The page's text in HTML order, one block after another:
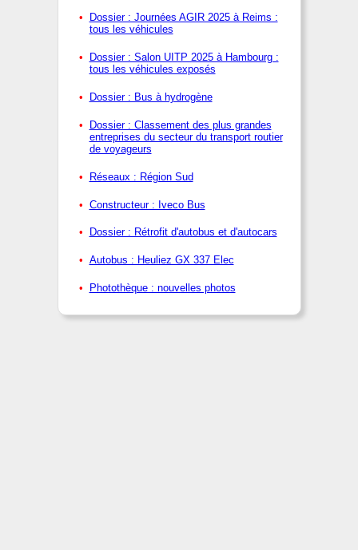
Dossier : Journées AGIR 2025 à Reims :
tous les véhicules
Dossier : Salon UITP 2025 à Hambourg :
tous les véhicules exposés
Dossier : Bus à hydrogène
Dossier : Classement des plus grandes
entreprises du secteur du transport routier
de voyageurs
Réseaux : Région Sud
Constructeur : Iveco Bus
Dossier : Rétrofit d'autobus et d'autocars
Autobus : Heuliez GX 337 Elec
Photothèque : nouvelles photos